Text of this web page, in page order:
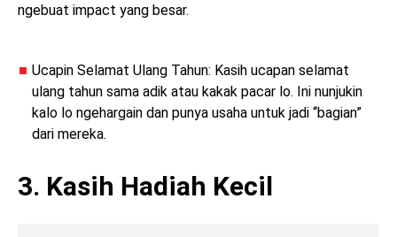
ngebuat impact yang besar.
Ucapin Selamat Ulang Tahun: Kasih ucapan selamat
ulang tahun sama adik atau kakak pacar lo. Ini nunjukin
kalo lo ngehargain dan punya usaha untuk jadi “bagian”
dari mereka.
3. Kasih Hadiah Kecil